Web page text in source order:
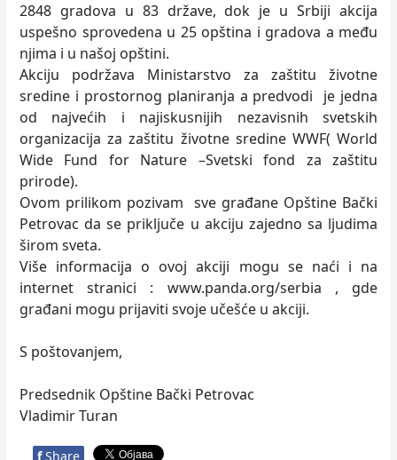
2848 gradova u 83 države, dok je u Srbiji akcija
uspešno sprovedena u 25 opština i gradova a među
njima i u našoj opštini.
Akciju podržava Ministarstvo za zaštitu životne
sredine i prostornog planiranja a predvodi je jedna
od najvećih i najiskusnijih nezavisnih svetskih
organizacija za zaštitu životne sredine WWF( World
Wide Fund for Nature –Svetski fond za zaštitu
prirode).
Ovom prilikom pozivam sve građane Opštine Bački
Petrovac da se priključe u akciju zajedno sa ljudima
širom sveta.
Više informacija o ovoj akciji mogu se naći i na
internet stranici : www.panda.org/serbia , gde
građani mogu prijaviti svoje učešće u akciji.
S poštovanjem,
Predsednik Opštine Bački Petrovac
Vladimir Turan
f Share